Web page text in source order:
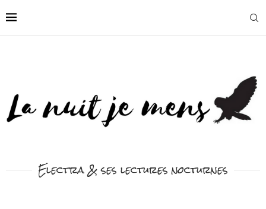
Electra & ses lectures nocturnes